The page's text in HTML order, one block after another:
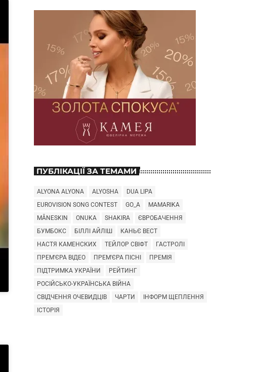
ПУБЛІКАЦІЇ ЗА ТЕМАМИ
ALYONA ALYONA ALYOSHA
DUA LIPA
EUROVISION SONG CONTEST
GO_A
MAMARIKA
MÅNESKIN
ONUKA SHAKIRA
ЄВРОБАЧЕННЯ
БУМБОКС
БІЛЛІ АЙЛІШ
КАНЬЄ ВЕСТ
НАСТЯ КАМЕНСКИХ
ТЕЙЛОР СВІФТ
ГАСТРОЛІ
ПРЕМ'ЄРА ВІДЕО
ПРЕМ'ЄРА ПІСНІ
ПРЕМІЯ
ПІДТРИМКА УКРАЇНИ
РЕЙТИНГ
РОСІЙСЬКО-УКРАЇНСЬКА ВІЙНА
СВІДЧЕННЯ ОЧЕВИДЦІВ
ЧАРТИ
ІНФОРМ ЩЕПЛЕННЯ
ІСТОРІЯ